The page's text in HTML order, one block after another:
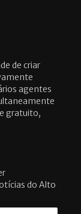
de criar
agentes
gratuito,
do Alto